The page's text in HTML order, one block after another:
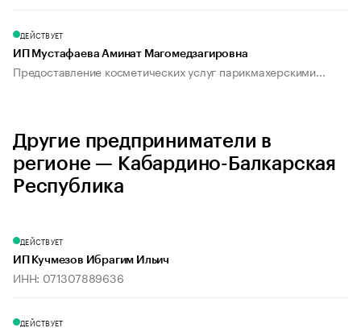
ДЕЙСТВУЕТ
ИП Мустафаева Аминат Магомедзагировна
Предоставление косметических услуг парикмахерскими...
Другие предприниматели в
регионе — Кабардино-Балкарская
Республика
ДЕЙСТВУЕТ
ИП Кучмезов Ибрагим Ильич
ИНН: 071307889636
ДЕЙСТВУЕТ